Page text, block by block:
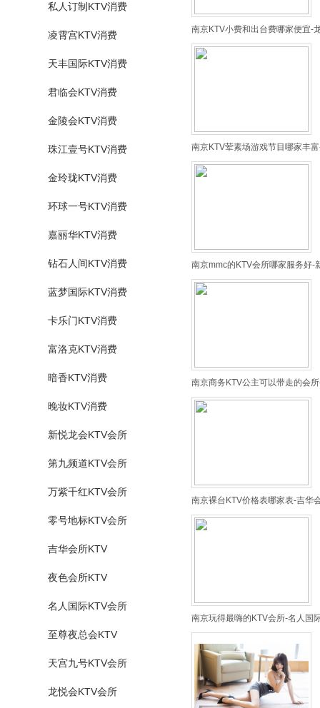
私人订制KTV消费
凌霄宫KTV消费
天丰国际KTV消费
君临会KTV消费
金陵会KTV消费
珠江壹号KTV消费
金玲珑KTV消费
环球一号KTV消费
嘉丽华KTV消费
钻石人间KTV消费
蓝梦国际KTV消费
卡乐门KTV消费
富洛克KTV消费
暗香KTV消费
晚妆KTV消费
新悦龙会KTV会所
第九频道KTV会所
万紫千红KTV会所
零号地标KTV会所
吉华会所KTV
夜色会所KTV
名人国际KTV会所
至尊夜总会KTV
天宫九号KTV会所
龙悦会KTV会所
南京KTV小费和出台费哪家便宜-
南京KTV荤素场游戏节目哪家丰
南京mmc的KTV会所哪家服务好-
南京商务KTV公主可以带走的会
南京裸台KTV价格表哪家表-吉华
南京玩得最嗨的KTV会所-名人国